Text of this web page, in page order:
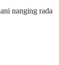
nanging rada